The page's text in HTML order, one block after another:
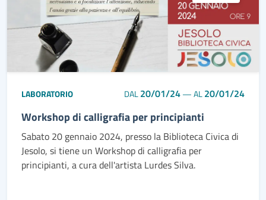
LABORATORIO DAL20/01/24—AL20/01/24
Workshop di calligrafia per principianti
Sabato 20 gennaio 2024, presso la Biblioteca Civica di
Jesolo, si tiene un Workshop di calligrafia per
principianti, a cura dell'artista Lurdes Silva.